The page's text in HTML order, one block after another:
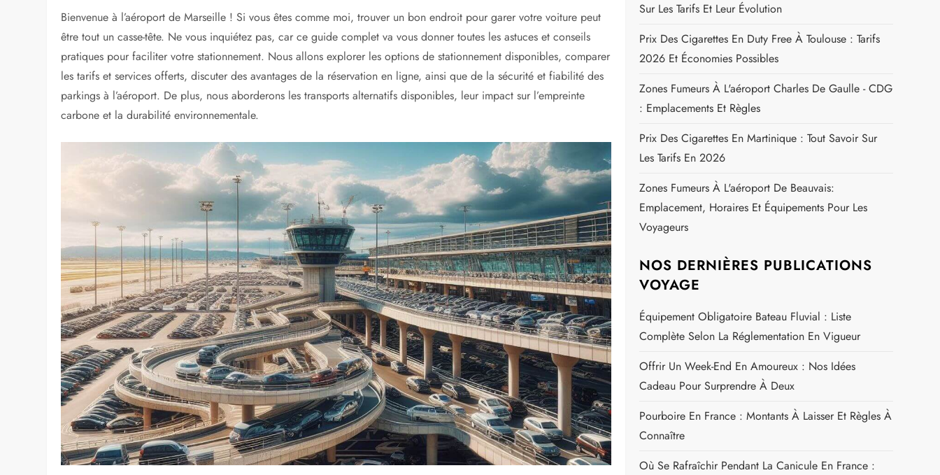
Bienvenue à l’aéroport de Marseille ! Si vous êtes comme moi, trouver un bon endroit pour garer votre voiture peut
être tout un casse-tête. Ne vous inquiétez pas, car ce guide complet va vous donner toutes les astuces et conseils
pratiques pour faciliter votre stationnement. Nous allons explorer les options de stationnement disponibles, comparer
les tarifs et services offerts, discuter des avantages de la réservation en ligne, ainsi que de la sécurité et fiabilité des
parkings à l’aéroport. De plus, nous aborderons les transports alternatifs disponibles, leur impact sur l’empreinte
carbone et la durabilité environnementale.
Sur Les Tarifs Et Leur Évolution
Prix Des Cigarettes En Duty Free À Toulouse : Tarifs
2026 Et Économies Possibles
Zones Fumeurs À L'aéroport Charles De Gaulle - CDG
: Emplacements Et Règles
Prix Des Cigarettes En Martinique : Tout Savoir Sur
Les Tarifs En 2026
Zones Fumeurs À L'aéroport De Beauvais:
Emplacement, Horaires Et Équipements Pour Les
Voyageurs
NOS DERNIÈRES PUBLICATIONS
VOYAGE
Équipement Obligatoire Bateau Fluvial : Liste
Complète Selon La Réglementation En Vigueur
Offrir Un Week-End En Amoureux : Nos Idées
Cadeau Pour Surprendre À Deux
Pourboire En France : Montants À Laisser Et Règles À
Connaître
Où Se Rafraîchir Pendant La Canicule En France :